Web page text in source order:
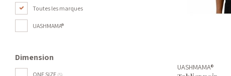
Toutes les marques
UASHMAMA®
Dimension
ONE SIZE
UASHMAMA®